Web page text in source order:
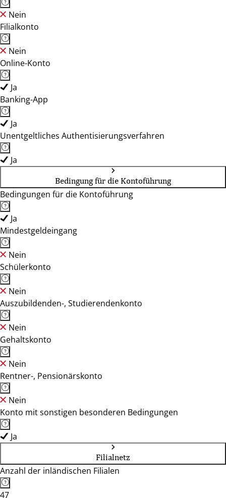
Nein
Filialkonto
Nein
Online-Konto
Ja
Banking-App
Ja
Unentgeltliches Authentisierungsverfahren
Ja
Bedingung für die Kontoführung
Bedingungen für die Kontoführung
Ja
Mindestgeldeingang
Nein
Schülerkonto
Nein
Auszubildenden-, Studierendenkonto
Nein
Gehaltskonto
Nein
Rentner-, Pensionärskonto
Nein
Konto mit sonstigen besonderen Bedingungen
Ja
Filialnetz
Anzahl der inländischen Filialen
47